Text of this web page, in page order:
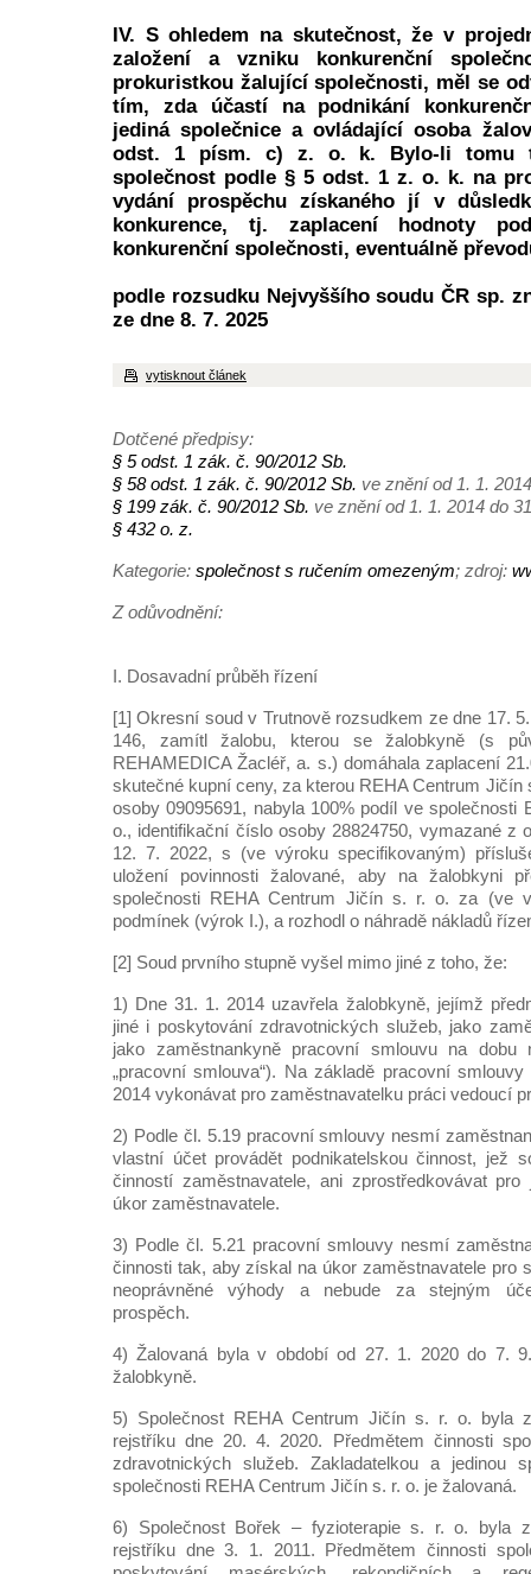
IV. S ohledem na skutečnost, že v
založení a vzniku konkurenční
prokuristkou žalující společnosti, měl se
tím, zda účastí na podnikání
jediná společnice a ovládající osoba
odst. 1 písm. c) z. o. k. Bylo-li tomu
společnost podle § 5 odst. 1 z. o. k. na
vydání prospěchu získaného jí v
konkurence, tj. zaplacení hodnoty
konkurenční společnosti, eventuálně
podle rozsudku Nejvyššího soudu ČR sp.
ze dne 8. 7. 2025
vytisknout článek
Dotčené předpisy:
§ 5 odst. 1 zák. č. 90/2012 Sb.
§ 58 odst. 1 zák. č. 90/2012 Sb. ve znění od 1. 1.
§ 199 zák. č. 90/2012 Sb. ve znění od 1. 1. 2014 do
§ 432 o. z.
Kategorie: společnost s ručením omezeným; zdroj:
Z odůvodnění:
I. Dosavadní průběh řízení
[1] Okresní soud v Trutnově rozsudkem ze dne 17.
146, zamítl žalobu, kterou se žalobkyně (s
REHAMEDICA Žacléř, a. s.) domáhala zaplacení
skutečné kupní ceny, za kterou REHA Centrum Jičín
osoby 09095691, nabyla 100% podíl ve společnosti
o., identifikační číslo osoby 28824750, vymazané z
12. 7. 2022, s (ve výroku specifikovaným)
uložení povinnosti žalované, aby na žalobkyni
společnosti REHA Centrum Jičín s. r. o. za (ve
podmínek (výrok I.), a rozhodl o náhradě nákladů
[2] Soud prvního stupně vyšel mimo jiné z toho, že:
1) Dne 31. 1. 2014 uzavřela žalobkyně, jejímž
jiné i poskytování zdravotnických služeb, jako
jako zaměstnankyně pracovní smlouvu na dobu
„pracovní smlouva“). Na základě pracovní
2014 vykonávat pro zaměstnavatelku práci vedoucí
2) Podle čl. 5.19 pracovní smlouvy nesmí
vlastní účet provádět podnikatelskou činnost, jež
činností zaměstnavatele, ani zprostředkovávat
úkor zaměstnavatele.
3) Podle čl. 5.21 pracovní smlouvy nesmí
činnosti tak, aby získal na úkor zaměstnavatele pro
neoprávněné výhody a nebude za stejným
prospěch.
4) Žalovaná byla v období od 27. 1. 2020 do 7.
žalobkyně.
5) Společnost REHA Centrum Jičín s. r. o. byla
rejstříku dne 20. 4. 2020. Předmětem činnosti
zdravotnických služeb. Zakladatelkou a jedinou
společnosti REHA Centrum Jičín s. r. o. je žalovaná.
6) Společnost Bořek – fyzioterapie s. r. o. byla
rejstříku dne 3. 1. 2011. Předmětem činnosti